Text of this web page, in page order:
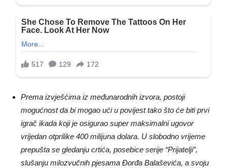
Prema izvješćima iz međunarodnih izvora, postoji
mogućnost da bi mogao ući u povijest tako što će biti prvi
igrač ikada koji je osigurao super maksimalni ugovor
vrijedan otprilike 400 milijuna dolara. U slobodno vrijeme
prepušta se gledanju crtića, posebice serije “Prijatelji”,
slušanju milozvučnih pjesama Đorđa Balaševića, a svoju